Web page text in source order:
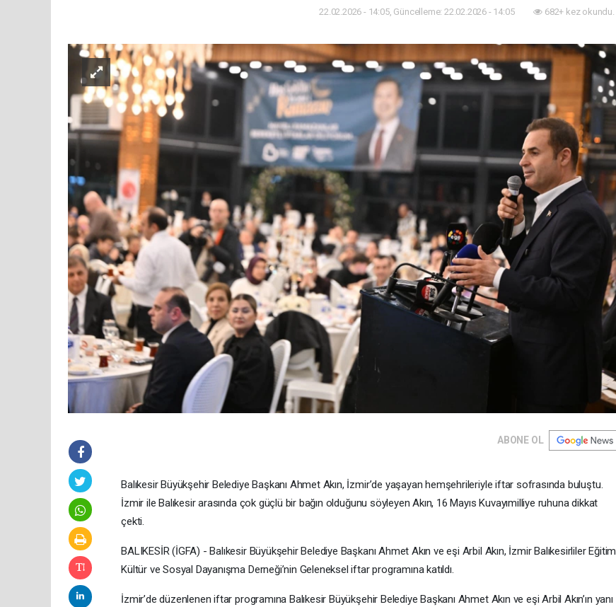
22.02.2026 - 14:05, Güncelleme: 22.02.2026 - 14:05 682+ kez okundu.
ABONE OL
Balıkesir Büyükşehir Belediye Başkanı Ahmet Akın, İzmir’de yaşayan hemşehrileriyle iftar sofrasında buluştu.
İzmir ile Balıkesir arasında çok güçlü bir bağın olduğunu söyleyen Akın, 16 Mayıs Kuvayımilliye ruhuna dikkat
çekti.
BALIKESİR (İGFA) - Balıkesir Büyükşehir Belediye Başkanı Ahmet Akın ve eşi Arbil Akın, İzmir Balıkesirliler Eğitim
Kültür ve Sosyal Dayanışma Derneği’nin Geleneksel iftar programına katıldı.
İzmir’de düzenlenen iftar programına Balıkesir Büyükşehir Belediye Başkanı Ahmet Akın ve eşi Arbil Akın’ın yanı